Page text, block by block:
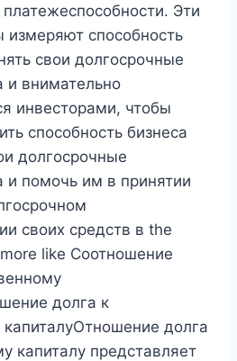
Эти
измеряют способность
свои долгосрочные
и внимательно
инвесторами, чтобы
способность бизнеса
долгосрочные
и помочь им в принятии
своих средств в the
like Соотношение
долга к
капиталуОтношение долга
капиталу представляет